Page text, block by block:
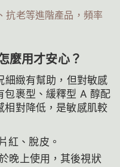
抗老等進階產品，頻率
麼用才安心？
細緻有幫助，但對敏感
包裹型、緩釋型 A 醇配
相對降低，是敏感肌較
紅、脫皮。
晚上使用，其後視狀